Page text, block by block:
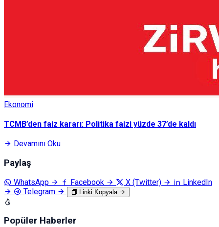
Ekonomi
TCMB’den faiz kararı: Politika faizi yüzde 37’de kaldı
Devamını Oku
Paylaş
WhatsApp Facebook X (Twitter)
LinkedIn
Telegram
Linki Kopyala
Popüler Haberler